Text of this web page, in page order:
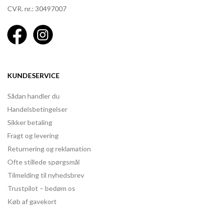
CVR. nr.: 30497007
KUNDESERVICE
Sådan handler du
Handelsbetingelser
Sikker betaling
Fragt og levering
Returnering og reklamation
Ofte stillede spørgsmål
Tilmelding til nyhedsbrev
Trustpilot – bedøm os
Køb af gavekort